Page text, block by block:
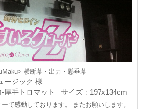
横断幕・出力・懸垂幕
ージック 様
厚手トロマット | サイズ：197x134cm
で感動しております。 またお願いします。